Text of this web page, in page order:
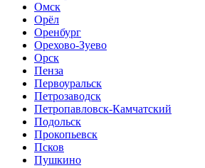
Омск
Орёл
Оренбург
Орехово-Зуево
Орск
Пенза
Первоуральск
Петрозаводск
Петропавловск-Камчатский
Подольск
Прокопьевск
Псков
Пушкино